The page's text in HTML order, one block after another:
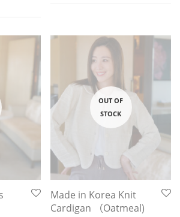
Made in Korea Knit
Cardigan （Oatmeal)